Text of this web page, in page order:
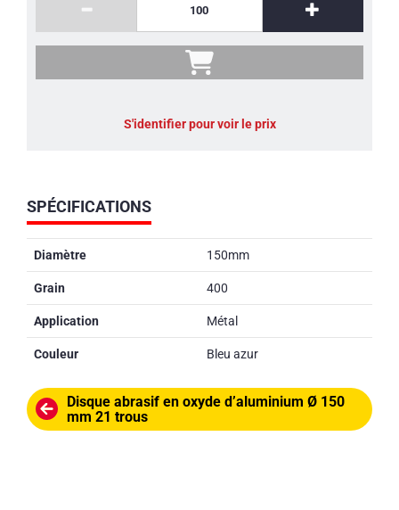
SPÉCIFICATIONS
Diamètre 150mm
Grain 400
Application Métal
Couleur Bleu azur
Disque abrasif en oxyde d’aluminium Ø 150
mm 21 trous
S'identifier pour voir le prix